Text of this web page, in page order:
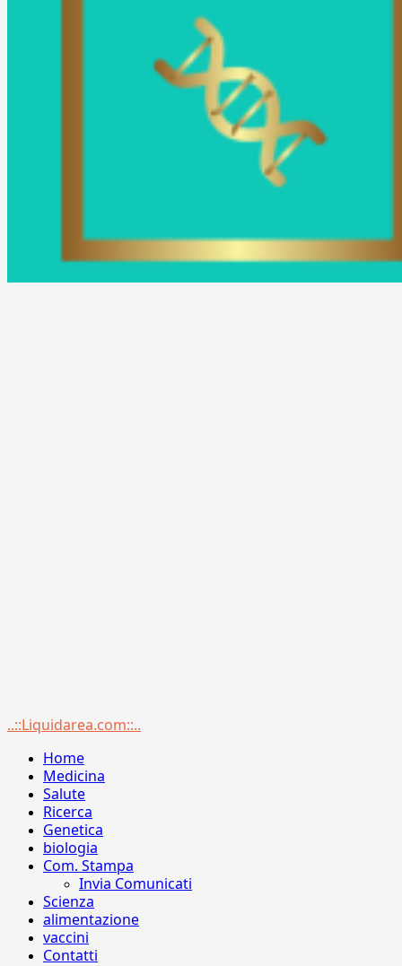
Menu
..::Liquidarea.com::..
Home
Medicina
Salute
Ricerca
Genetica
biologia
Com. Stampa
Invia Comunicati
Scienza
alimentazione
vaccini
Contatti